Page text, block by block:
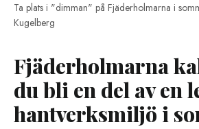
Ta plats i "dimman" på Fjäderholmarna i
Kugelberg
Fjäderholmarna
du bli en del av en
hantverksmiljö i